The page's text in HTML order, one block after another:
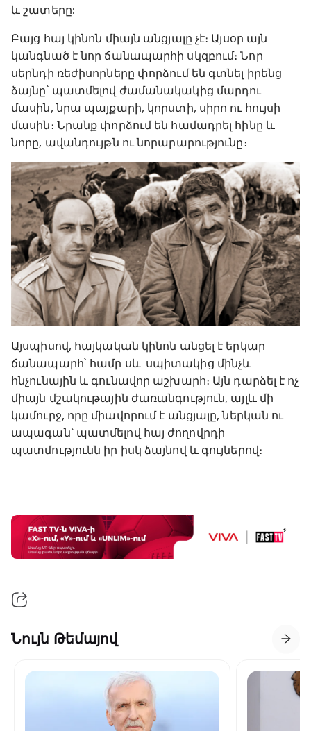
և շատերը:
Բայց հայ կինոն միայն անցյալը չէ։ Այսօր այն
կանգնած է նոր ճանապարհի սկզբում։ Նոր
սերնդի ռեժիսորները փորձում են գտնել իրենց
ձայնը՝ պատմելով ժամանակակից մարդու
մասին, նրա պայքարի, կորստի, սիրո ու հույսի
մասին։ Նրանք փորձում են համադրել հինը և
նորը, ավանդույթն ու նորարարությունը։
Այսպիսով, հայկական կինոն անցել է երկար
ճանապարհ՝ համր սև-սպիտակից մինչև
հնչունային և գունավոր աշխարհ։ Այն դարձել է ոչ
միայն մշակութային ժառանգություն, այլև մի
կամուրջ, որը միավորում է անցյալը, ներկան ու
ապագան՝ պատմելով հայ ժողովրդի
պատմությունն իր իսկ ձայնով և գույներով։
Նույն Թեմայով